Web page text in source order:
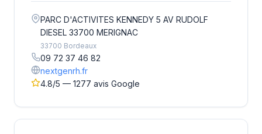
PARC D'ACTIVITES KENNEDY 5 AV RUDOLF
DIESEL 33700 MERIGNAC
33700 Bordeaux
09 72 37 46 82
nextgenrh.fr
4.8/5 — 1277 avis Google